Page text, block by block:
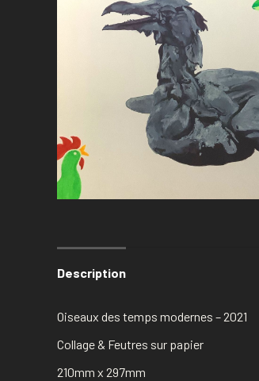
Description
Oiseaux des temps modernes – 2021
Collage & Feutres sur papier
210mm x 297mm